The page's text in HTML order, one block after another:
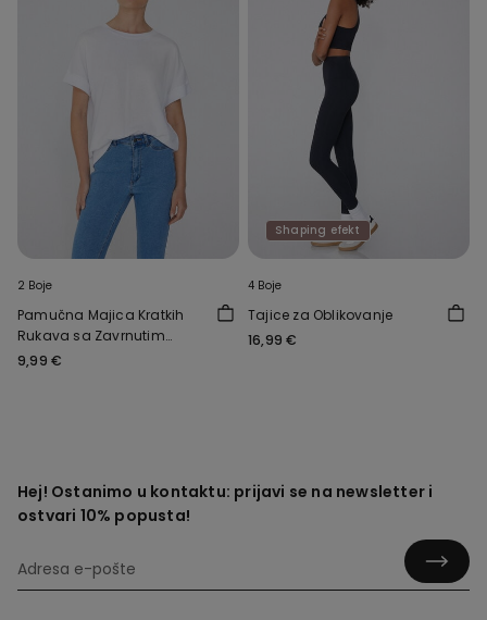
2 Boje
Pamučna Majica Kratkih
Rukava sa Zavrnutim
Kimono Rukavima
9,99 €
Shaping efekt
4 Boje
Tajice za Oblikovanje
16,99 €
Hej! Ostanimo u kontaktu: prijavi se na newsletter i
ostvari 10% popusta!